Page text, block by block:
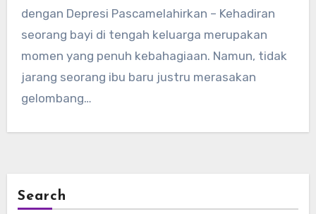
dengan Depresi Pascamelahirkan – Kehadiran
seorang bayi di tengah keluarga merupakan
momen yang penuh kebahagiaan. Namun, tidak
jarang seorang ibu baru justru merasakan
gelombang…
Search